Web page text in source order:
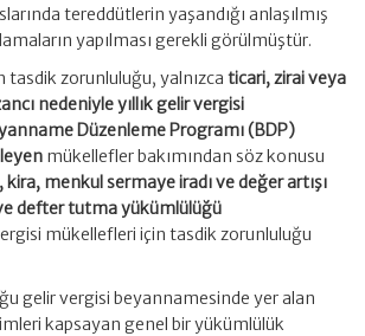
tereddütlerin yaşandığı anlaşılmış
yapılması gerekli görülmüştür.
tasdik zorunluluğu, yalnızca ticari, zirai veya
nedeniyle yıllık gelir vergisi
Düzenleme Programı (BDP)
mükellefler bakımından söz konusu
kira, menkul sermaye iradı ve değer artışı
defter tutma yükümlülüğü
mükellefleri için tasdik zorunluluğu
gelir vergisi beyannamesinde yer alan
kapsayan genel bir yükümlülük